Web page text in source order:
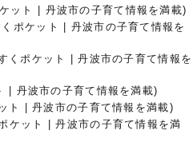
ット | 丹波市の子育て情報を満載)
ポケット | 丹波市の子育て情報を
くポケット | 丹波市の子育て情報を
| 丹波市の子育て情報を満載)
ト | 丹波市の子育て情報を満載)
ケット | 丹波市の子育て情報を満